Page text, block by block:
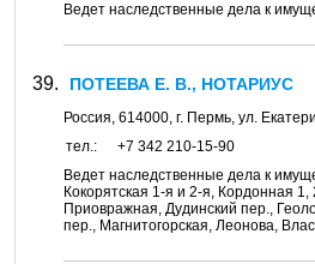
Ведет наследственные дела к
ПОТЕЕВА Е. В., НОТАРИУС
Россия, 614000, г. Пермь, ул.
тел.:
+7 342 210-15-90
Ведет наследственные дела к
Кокорятская 1-я и 2-я, Кордонная
Приовражная, Дудинский пер.,
пер., Магнитогорская, Леонова,